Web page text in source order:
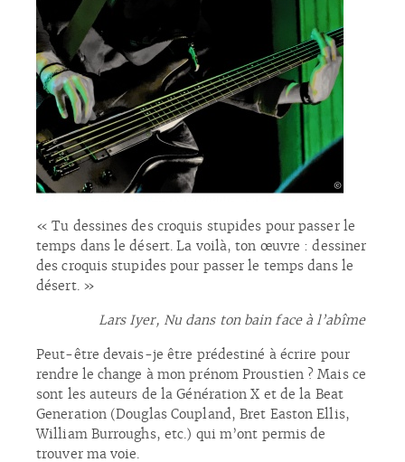
« Tu dessines des croquis stupides pour passer le
temps dans le désert. La voilà, ton œuvre : dessiner
des croquis stupides pour passer le temps dans le
désert. »
Lars Iyer, Nu dans ton bain face à l’abîme
Peut-être devais-je être prédestiné à écrire pour
rendre le change à mon prénom Proustien ? Mais ce
sont les auteurs de la Génération X et de la Beat
Generation (Douglas Coupland, Bret Easton Ellis,
William Burroughs, etc.) qui m’ont permis de
trouver ma voie.